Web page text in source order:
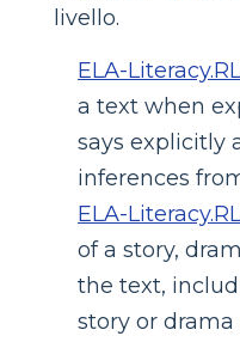
livello.
ELA-
a text when
says explicitly
inferences
ELA-
of a story,
the text,
story or